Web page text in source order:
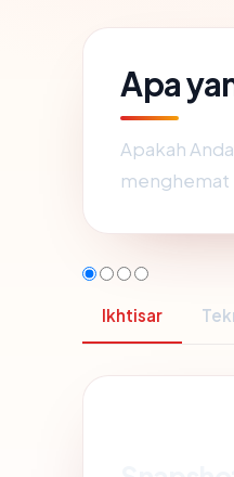
Apa
Apakah
menghemat
Ikhtisar